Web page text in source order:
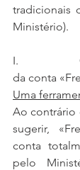
tradicionais
Ministério).
I.
da conta
Uma
Ao
sugerir,
conta
pelo